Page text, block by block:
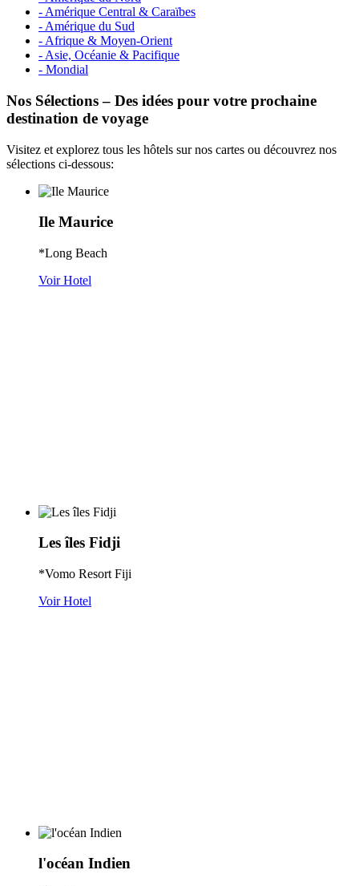
- Amérique Central & Caraïbes
- Amérique du Sud
- Afrique & Moyen-Orient
- Asie, Océanie & Pacifique
- Mondial
Nos Sélections – Des idées pour votre prochaine
destination de voyage
Visitez et explorez tous les hôtels sur nos cartes ou découvrez nos
sélections ci-dessous:
Ile Maurice
*Long Beach
Voir Hotel
Les îles Fidji
*Vomo Resort Fiji
Voir Hotel
l'océan Indien